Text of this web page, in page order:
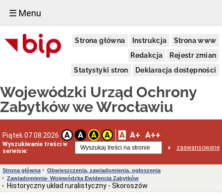
☰ Menu
Strona główna Instrukcja
Strona www
Redakcja
Rejestr zmian
Statystyki stron
Deklaracja dostępności
Wojewódzki Urząd Ochrony
Zabytków we Wrocławiu
Piątek 07.08.2026 A A A A A A+ A++
Wyszukiwanie treści w
serwisie:
zaawansowane
Dostępność
Deklaracja
dostępności
realizowanym
projekcie
dofinansowanym
Europejskich
Delegatury
adresowe
Podstawy
prawne
działalności
Strona główna
Obwieszczenia, zawiadomienia, ogłoszenia
Zawiadomienia- Wojewódzka Ewidencja Zabytków
Historyczny układ ruralistyczny - Skoroszów